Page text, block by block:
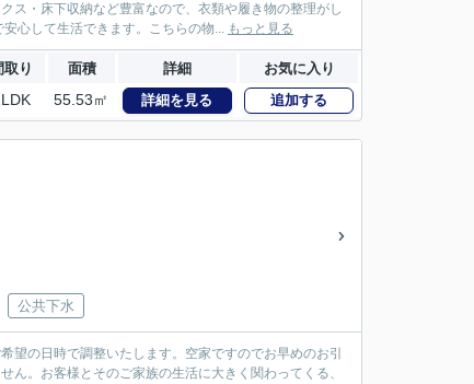
ス・床下収納など豊富なので、衣類や履き物の整理がし
心して生活できます。こちらの物... もっと見る
取り 面積 詳細 お気に入り
55.53㎡ 詳細を見る 追加する
公共下水
の日時で調整いたします。空家ですのでお早めのお引
。お客様とそのご家族の生活に大きく関わってくる、